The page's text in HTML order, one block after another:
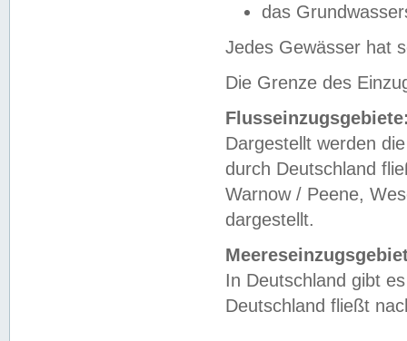
das
Jedes Gewässer hat
Die Grenze des
Dargestellt werden
durch Deutschland
Warnow / Peene,
dargestellt.
In Deutschland gibt
Deutschland fließt